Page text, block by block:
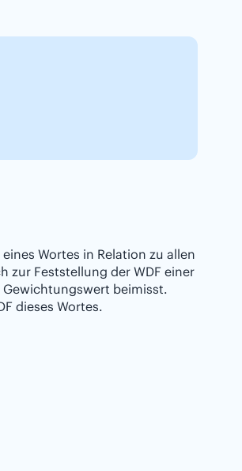
Wortes in Relation zu allen
zur Feststellung der WDF einer
beimisst.
dieses Wortes.